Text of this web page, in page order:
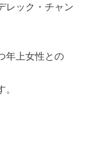
レック・チャン
年上女性との